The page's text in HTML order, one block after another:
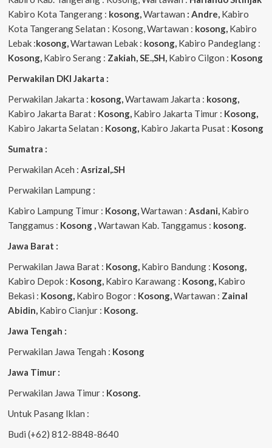
Kabiro Kota Tangerang : kosong, Wartawan : Andre, Kabiro
Kota Tangerang Selatan : Kosong, Wartawan : kosong, Kabiro
Lebak :kosong, Wartawan Lebak : kosong, Kabiro Pandeglang :
Kosong, Kabiro Serang : Zakiah, SE.,SH, Kabiro Cilgon : Kosong
Perwakilan DKI Jakarta :
Perwakilan Jakarta : kosong, Wartawam Jakarta : kosong,
Kabiro Jakarta Barat : Kosong, Kabiro Jakarta Timur : Kosong,
Kabiro Jakarta Selatan : Kosong, Kabiro Jakarta Pusat : Kosong
Sumatra :
Perwakilan Aceh : Asrizal,.SH
Perwakilan Lampung :
Kabiro Lampung Timur : Kosong, Wartawan : Asdani, Kabiro
Tanggamus : Kosong , Wartawan Kab. Tanggamus : kosong.
Jawa Barat :
Perwakilan Jawa Barat : Kosong, Kabiro Bandung : Kosong,
Kabiro Depok : Kosong, Kabiro Karawang : Kosong, Kabiro
Bekasi : Kosong, Kabiro Bogor : Kosong, Wartawan : Zainal
Abidin, Kabiro Cianjur : Kosong.
Jawa Tengah :
Perwakilan Jawa Tengah : Kosong
Jawa Timur :
Perwakilan Jawa Timur : Kosong.
Untuk Pasang Iklan :
Budi (+62) 812-8848-8640